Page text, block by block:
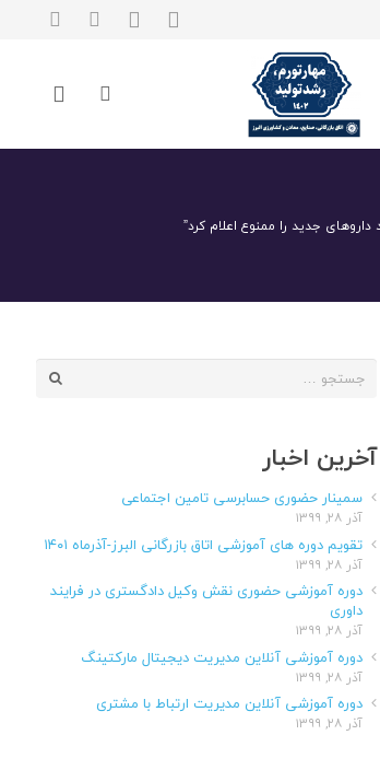
جدید را ممنوع اعلام کرد”
جستجو
آخرین اخبار
سمینار حضوری حسابرسی تامین اجتماعی
آذر ۲۸, ۱۳۹۹
تقویم دوره های آموزشی اتاق بازرگانی البرز-آذرماه ۱۴۰۱
آذر ۲۸, ۱۳۹۹
دوره آموزشی حضوری نقش وکیل دادگستری در فرایند
داوری
آذر ۲۸, ۱۳۹۹
دوره آموزشی آنلاین مدیریت دیجیتال مارکتینگ
آذر ۲۸, ۱۳۹۹
دوره آموزشی آنلاین مدیریت ارتباط با مشتری
آذر ۲۸, ۱۳۹۹